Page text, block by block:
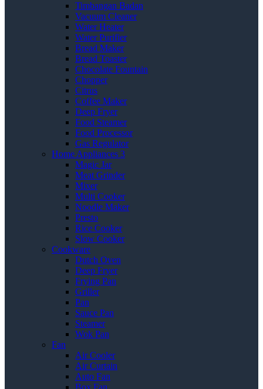
Timbangan Badan
Vacuum Cleaner
Water Heater
Water Purifier
Bread Maker
Bread Toaster
Chocolate Fountain
Chopper
Citrus
Coffee Maker
Deep Fryer
Food Steamer
Food Processor
Gas Regulator
Home Appliances 3
Magic Jar
Meat Grinder
Mixer
Multi Cooker
Noodle Maker
Presto
Rice Cooker
Slow Cooker
Cookware
Dutch Oven
Deep Fryer
Frying Pan
Griller
Pan
Sauce Pan
Steamer
Wok Pan
Fan
Air Cooler
Air Curtain
Auto Fan
Box Fan